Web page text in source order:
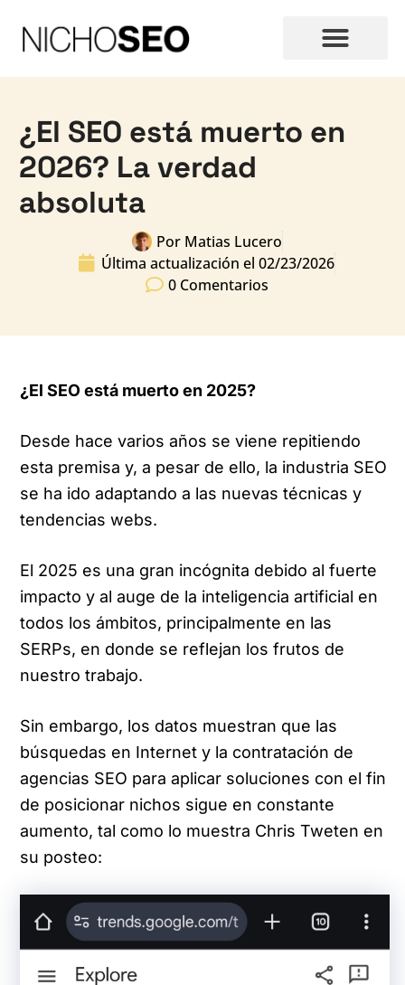
¿El SEO está muerto en
2026? La verdad
absoluta
Por Matias Lucero
Última actualización el 02/23/2026
0 Comentarios
¿El SEO está muerto en 2025?
Desde hace varios años se viene repitiendo
esta premisa y, a pesar de ello, la industria SEO
se ha ido adaptando a las nuevas técnicas y
tendencias webs.
El 2025 es una gran incógnita debido al fuerte
impacto y al auge de la inteligencia artificial en
todos los ámbitos, principalmente en las
SERPs, en donde se reflejan los frutos de
nuestro trabajo.
Sin embargo, los datos muestran que las
búsquedas en Internet y la contratación de
agencias SEO para aplicar soluciones con el fin
de posicionar nichos sigue en constante
aumento, tal como lo muestra Chris Tweten en
su posteo: